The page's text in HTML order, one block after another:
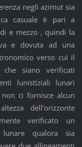
negli azimut sia
casuale è pari a
e mezzo , quindi la
e dovuta ad una
verso cui il
siano verificati
lunistiziali lunari
ci fornisce alcun
dell’orizzonte
verificato un
lunare qualora sia